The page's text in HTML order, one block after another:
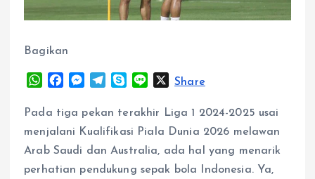
Bagikan
W
a
t
A
p
c
o
o
M
s
s
n
g
T
l
e
r
a
y
p
n
XShare
Pada tiga pekan terakhir Liga 1 2024-2025 usai
menjalani Kualifikasi Piala Dunia 2026 melawan
Arab Saudi dan Australia, ada hal yang menarik
perhatian pendukung sepak bola Indonesia. Ya,